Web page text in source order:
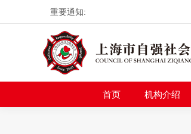
重要通知:
首页 机构介绍
首页